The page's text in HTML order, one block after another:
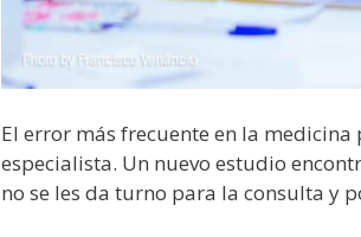
El error más frecuente en la
especialista. Un nuevo estudio
no se les da turno para la consulta y